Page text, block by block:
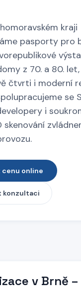
kraji
pasporty pro
z 70. a 80.
čtvrti i moderní
se
i
skenování
cenu online
konzultaci
v Brně